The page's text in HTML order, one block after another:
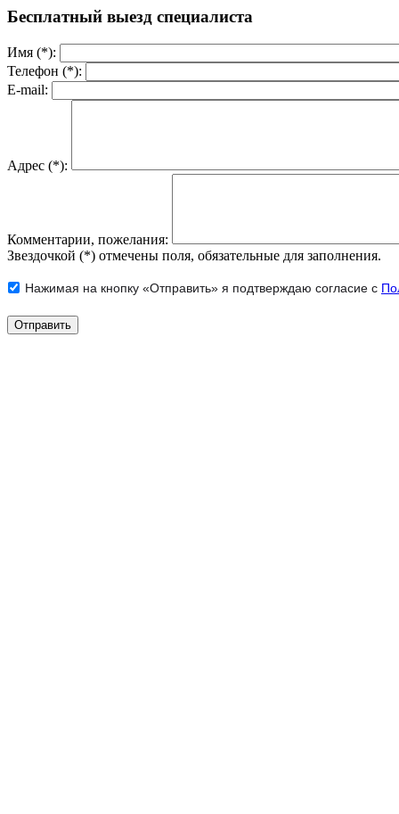
Бесплатный выезд специалиста
Имя (*):
Телефон (*):
E-mail:
Адрес (*):
Комментарии, пожелания:
Звездочкой (*) отмечены поля, обязательные для заполнения.
Нажимая на кнопку «Отправить» я подтверждаю согласие с